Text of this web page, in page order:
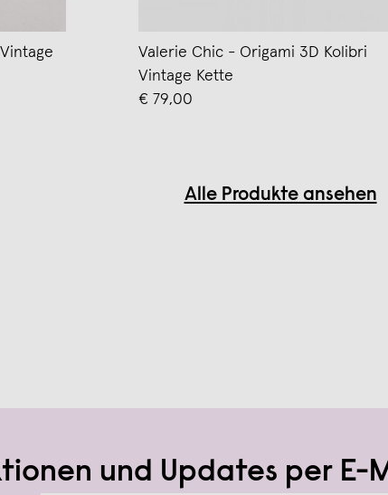
Valerie Chic - Origami 3D Kolibri
Vintage Kette
€ 79,00
Alle Produkte ansehen
und Updates per E-